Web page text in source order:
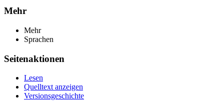
Mehr
Mehr
Sprachen
Seitenaktionen
Lesen
Quelltext anzeigen
Versionsgeschichte